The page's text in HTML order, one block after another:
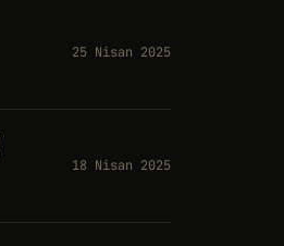
25 Nisan 2025
18 Nisan 2025